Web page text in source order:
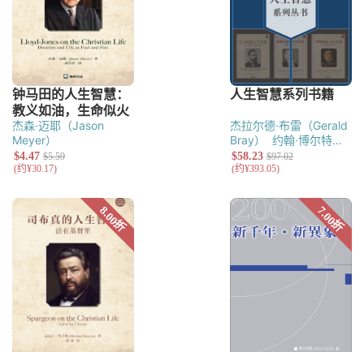
杰森·迈耶（Jason
Meyer）
杰拉尔德·布雷（Gerald
Bray）
约翰·博尔特
（John Bolt）
尼科尔斯 （Stephen
姆斯（Sam Storms）
弗雷德·桑德斯（Fred
Sanders） 杰森·迈耶
（Jason Meyer） 乔·
Rigney） 托尼·赖因克
（Tony Reinke）